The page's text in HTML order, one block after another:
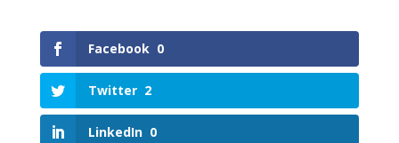
Facebook 0
Twitter 2
LinkedIn 0